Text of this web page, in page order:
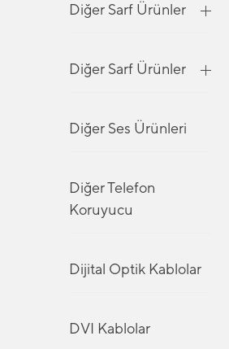
Diğer Sarf Ürünler
Diğer Sarf Ürünler
Diğer Ses Ürünleri
Diğer Telefon
Koruyucu
Dijital Optik Kablolar
DVI Kablolar